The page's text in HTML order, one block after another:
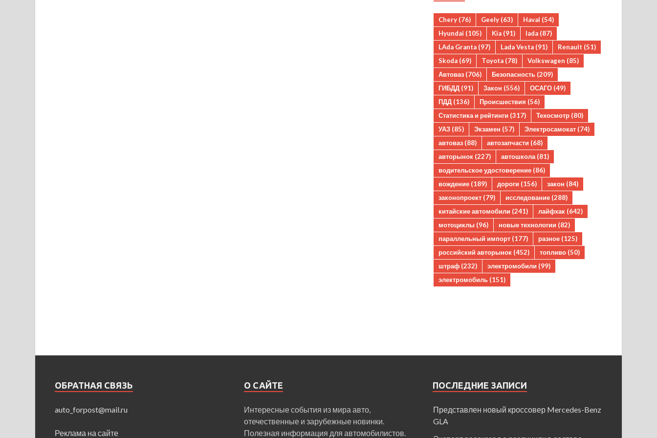
Chery (76) Geely (63) Haval (54)
Hyundai (105) Kia (91) lada (87)
LAda Granta (97) Lada Vesta (91) Renault (51)
Skoda (69) Toyota (78) Volkswagen (85)
Автоваз (706) Безопасность (209)
ГИБДД (91) Закон (556) ОСАГО (49)
ПДД (136) Происшествия (56)
Статистика и рейтинги (317) Техосмотр (80)
УАЗ (85) Экзамен (57) Электросамокат (74)
автоваз (88) автозапчасти (68)
авторынок (227) автошкола (81)
водительское удостоверение (86)
вождение (189) дороги (156) закон (84)
законопроект (79) исследование (288)
китайские автомобили (241) лайфхак (642)
мотоциклы (96) новые технологии (82)
параллельный импорт (177) разное (125)
российский авторынок (452) топливо (50)
штраф (232) электромобили (99)
электромобиль (151)
ОБРАТНАЯ СВЯЗЬ
auto_forpost@mail.ru
Реклама на сайте
О САЙТЕ
Интересные события из мира авто,
отечественные и зарубежные новинки.
Полезная информация для автомобилистов.
ПОСЛЕДНИЕ ЗАПИСИ
Представлен новый кроссовер Mercedes-Benz
GLA